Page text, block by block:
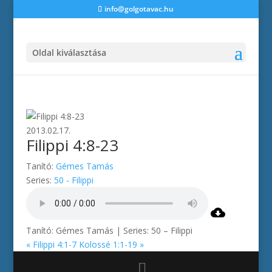
info@golgotavac.hu
Oldal kiválasztása
2013.02.17.
Filippi 4:8-23
Tanító: Gémes Tamás
Series: 50 - Filippi
Tanító: Gémes Tamás | Series: 50 – Filippi
« Filippi 4:1-7 Kolossé 1:1-19 »